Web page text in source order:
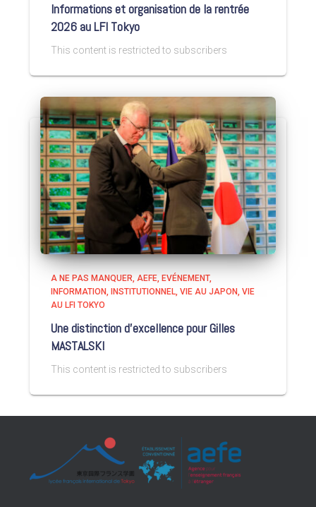
Informations et organisation de la rentrée
2026 au LFI Tokyo
This content is restricted to subscribers
A NE PAS MANQUER AEFE EVÉNEMENT
INFORMATION
INSTITUTIONNEL VIE AU JAPON VIE
AU LFI TOKYO
Une distinction d’excellence pour Gilles
MASTALSKI
This content is restricted to subscribers